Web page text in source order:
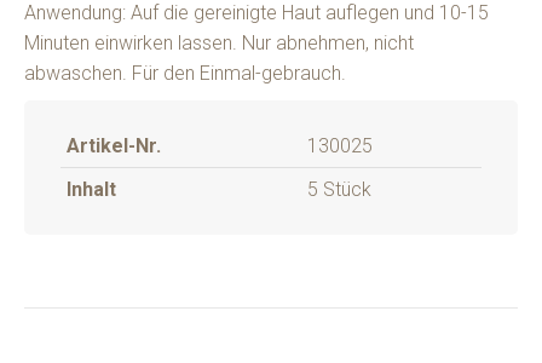
Anwendung: Auf die gereinigte Haut auflegen und 10-15
Minuten einwirken lassen. Nur abnehmen, nicht
abwaschen. Für den Einmal-gebrauch.
Artikel-Nr.
130025
Inhalt
5 Stück